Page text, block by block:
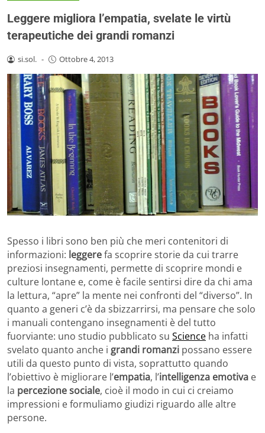
Leggere migliora l’empatia, svelate le virtù
terapeutiche dei grandi romanzi
si.sol. - Ottobre 4, 2013
Spesso i libri sono ben più che meri contenitori di
informazioni: leggerefa scoprire storie da cui trarre
preziosi insegnamenti, permette di scoprire mondi e
culture lontane e, come è facile sentirsi dire da chi ama
la lettura, “apre” la mente nei confronti del “diverso”. In
quanto a generi c’è da sbizzarrirsi, ma pensare che solo
i manuali contengano insegnamenti è del tutto
fuorviante: uno studio pubblicato su Science ha infatti
svelato quanto anche i grandi romanzi possano essere
utili da questo punto di vista, soprattutto quando
l’obiettivo è migliorare l’empatia, l’intelligenza emotiva e
la percezione sociale, cioè il modo in cui ci creiamo
impressioni e formuliamo giudizi riguardo alle altre
persone.